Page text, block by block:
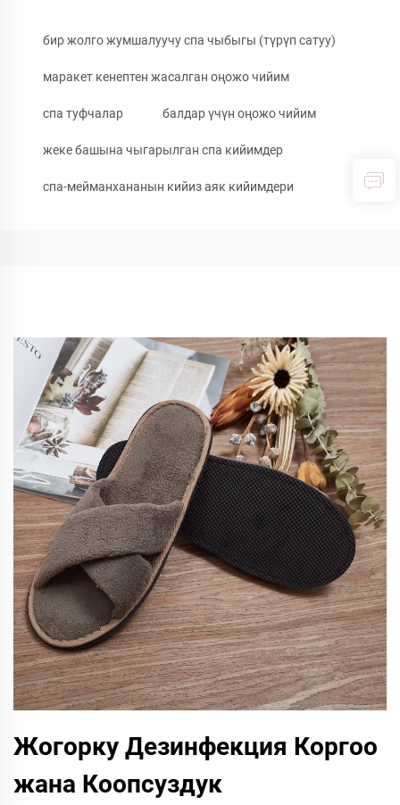
бир жолго жумшалуучу спа чыбыгы (түрүп сатуу)
маракет кенептен жасалган оңожо чийим
спа туфчалар балдар үчүн оңожо чийим
жеке башына чыгарылган спа кийимдер
спа-мейманхананын кийиз аяк кийимдери
Жогорку Дезинфекция Коргоо
жана Коопсуздук